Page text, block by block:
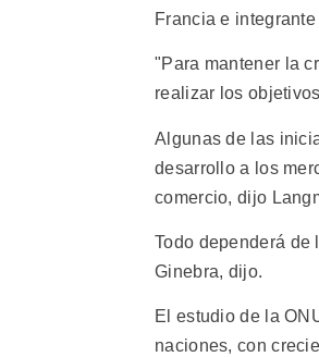
Francia e
"Para mantener la
realizar los
Algunas de las
desarrollo a los
comercio, dijo
Todo dependerá de
Ginebra, dijo.
El estudio de la
naciones, con